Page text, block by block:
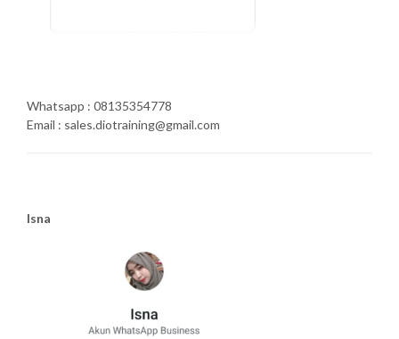
Whatsapp : 08135354778
Email : sales.diotraining@gmail.com
Isna